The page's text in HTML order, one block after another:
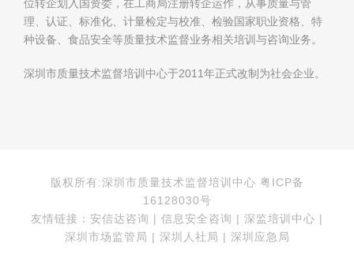
位转企划入国资委，在工商局注册转企运作，从事质量与管
理、认证、标准化、计量检定与校准、检验国家职业资格、特
种设备、食品安全等质量技术监督业务相关培训与咨询业务。
深圳市质量技术监督培训中心于2011年正式改制为社会企业。
版权所有:深圳市质量技术监督培训中心 粤ICP备
16128030号
友情链接：安信达咨询 | 信息安全咨询 | 深监培训中心 |
深圳市场监管局 | 深圳人社局 | 深圳应急局